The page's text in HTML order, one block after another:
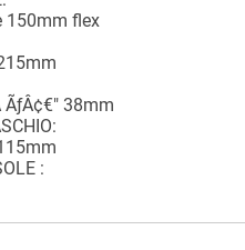
150mm flex
ÃƒÂ¢€" 38mm
: